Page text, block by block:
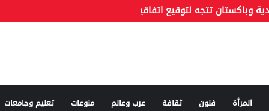
وباكستان تتجه لتوقيع اتفاقية دفاع مشترك اليوم
المرأة فنون ثقافة عرب وعالم منوعات تعليم وجامعات